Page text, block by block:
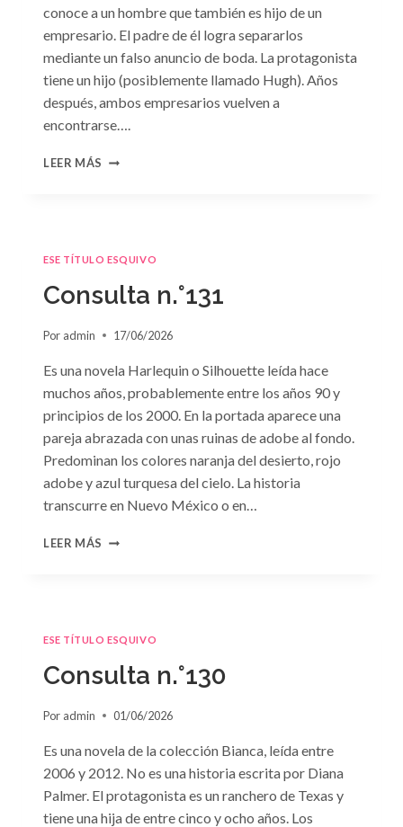
conoce a un hombre que también es hijo de un
empresario. El padre de él logra separarlos
mediante un falso anuncio de boda. La protagonista
tiene un hijo (posiblemente llamado Hugh). Años
después, ambos empresarios vuelven a
encontrarse….
LEER MÁS CONSULTA
ESE TÍTULO ESQUIVO
Consulta n.°131
Por admin 17/06/2026
Es una novela Harlequin o Silhouette leída hace
muchos años, probablemente entre los años 90 y
principios de los 2000. En la portada aparece una
pareja abrazada con unas ruinas de adobe al fondo.
Predominan los colores naranja del desierto, rojo
adobe y azul turquesa del cielo. La historia
transcurre en Nuevo México o en…
LEER MÁS CONSULTA
ESE TÍTULO ESQUIVO
Consulta n.°130
Por admin 01/06/2026
Es una novela de la colección Bianca, leída entre
2006 y 2012. No es una historia escrita por Diana
Palmer. El protagonista es un ranchero de Texas y
tiene una hija de entre cinco y ocho años. Los